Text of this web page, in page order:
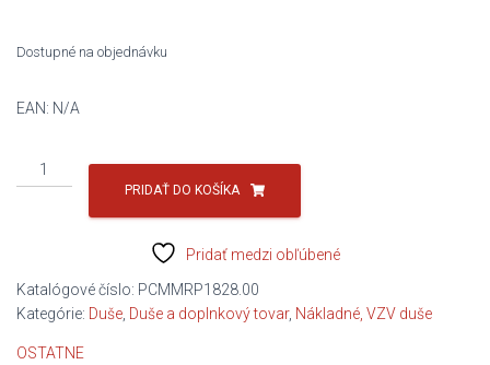
Dostupné na objednávku
EAN: N/A
množstvo
duša
PRIDAŤ DO KOŠÍKA
Pridať medzi obľúbené
Katalógové číslo: PCMMRP1828.00
Kategórie: Duše Duše a doplnkový tovar, Nákladné, VZV duše
OSTATNE